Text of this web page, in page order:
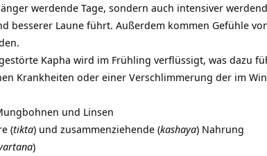
werdende Tage, sondern auch intensiver
besserer Laune führt. Außerdem kommen Gefühle
Kapha wird im Frühling verflüssigt, was dazu
Krankheiten oder einer Verschlimmerung der im
und Linsen
(tikta) und zusammenziehende (kashaya) Nahrung
)